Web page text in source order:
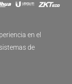
en el
de